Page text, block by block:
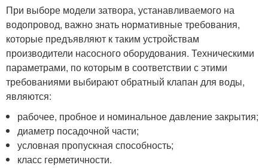
При выборе модели затвора, устанавливаемого на
водопровод, важно знать нормативные требования,
которые предъявляют к таким устройствам
производители насосного оборудования. Техническими
параметрами, по которым в соответствии с этими
требованиями выбирают обратный клапан для воды,
являются:
рабочее, пробное и номинальное давление закрытия;
диаметр посадочной части;
условная пропускная способность;
класс герметичности.